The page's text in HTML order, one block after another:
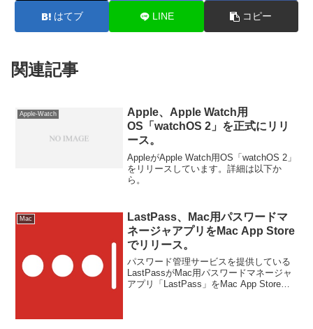
はてブ LINE コピー
関連記事
Apple-Watch
Apple、Apple Watch用
OS「watchOS 2」を正式にリリ
ース。
AppleがApple Watch用OS「watchOS 2」
をリリースしています。詳細は以下か
ら。
Mac
LastPass、Mac用パスワードマ
ネージャアプリをMac App Store
でリリース。
パスワード管理サービスを提供している
LastPassがMac用パスワードマネージャ
アプリ「LastPass」をMac App Storeで